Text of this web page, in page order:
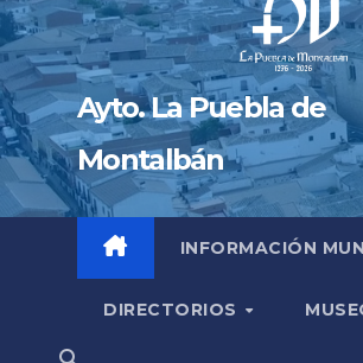
Ayto. La Puebla de
Montalbán
INFORMACIÓN
DIRECTORIOS